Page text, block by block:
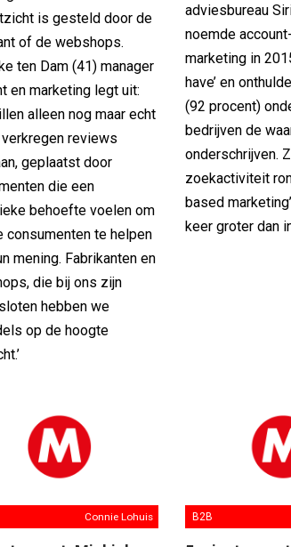
is gesteld door de
of de webshops.
ten Dam (41) manager
en marketing legt uit:
alleen nog maar echt
reviews
geplaatst door
die een
behoefte voelen om
consumenten te helpen
mening. Fabrikanten en
die bij ons zijn
hebben we
op de hoogte
adviesbureau
noemde
marketing in
have’ en
(92 procent)
bedrijven de
onderschrijven.
zoekactiviteit
based
keer groter dan
Connie Lohuis B2B